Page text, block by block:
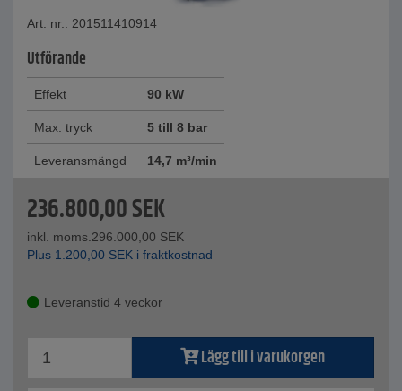
Art. nr.: 201511410914
Utförande
Effekt 90 kW
Max. tryck 5 till 8 bar
Leveransmängd 14,7 m³/min
236.800,00SEK
inkl. moms.296.000,00 SEK
Plus 1.200,00 SEK i fraktkostnad
Leveranstid 4 veckor
Lägg till i varukorgen